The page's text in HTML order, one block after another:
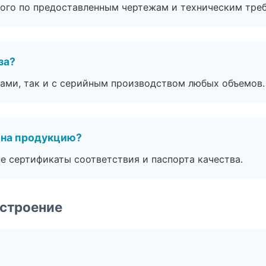
по предоставленным чертежам и техническим
так и с серийным производством любых объемов.
продукцию?
соответствия и паспорта качества.